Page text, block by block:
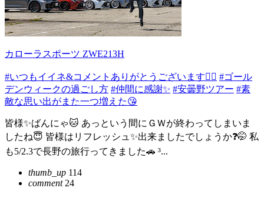
カローラスポーツ ZWE213H
#いつもイイネ&コメントありがとうございます🙇‍♂️ #ゴール
デンウィークの過ごし方 #仲間に感謝✨ #安曇野ツアー #素
敵な思い出がまた一つ増えた😘
皆様✨ばんにゃ🐱 あっという間にＧＷが終わってしまいま
したね😇 皆様はリフレッシュ✨出来ましたでしょうか❓🤭 私
も5/2.3で長野の旅行ってきました🚗 ³...
thumb_up 114
comment24